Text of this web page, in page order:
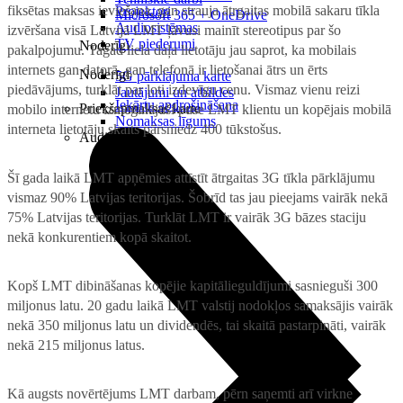
Microsoft 365 + OneDrive
Noderīgi
5G pārklājuma karte
Jautājumi un atbildes
Priekšapmaksas karte
Projektori
Audiosistēmas
TV piederumi
Noderīgi
Iekārtu apdrošināšana
Nomaksas līgums
Audio
fiksētas maksas ieviešana, gan strauja ātrgaitas mobilā sakaru tīkla
izvēršana visā Latvijā LMT ļāvusi mainīt stereotipus par šo
pakalpojumu. Tagad liela daļa lietotāju jau saprot, ka mobilais
internets gan datorā, gan telefonā ir lietošanai ātrs un ērts
piedāvājums, turklāt par ļoti izdevīgu cenu. Vismaz vienu reizi
mobilo internetu izmēģinājuši puse LMT klientu un kopējais mobilā
interneta lietotāju skaits pārsniedz 400 tūkstošus.
Šī gada laikā LMT apņēmies attīstīt ātrgaitas 3G tīkla pārklājumu
vismaz 90% Latvijas teritorijas. Šobrīd tas jau pieejams vairāk nekā
75% Latvijas teritorijas. Turklāt LMT ir vairāk 3G bāzes staciju
nekā konkurentiem kopā skaitot.
Kopš LMT dibināšanas kopējie kapitālieguldījumi sasnieguši 300
miljonus latu. 20 gadu laikā LMT valstij nodokļos samaksājis vairāk
nekā 350 miljonus latu un dividendēs, tai skaitā pastarpināti, vairāk
nekā 215 miljonus latus.
Kā augsts novērtējums LMT darbam, pērn saņemti arī virkne